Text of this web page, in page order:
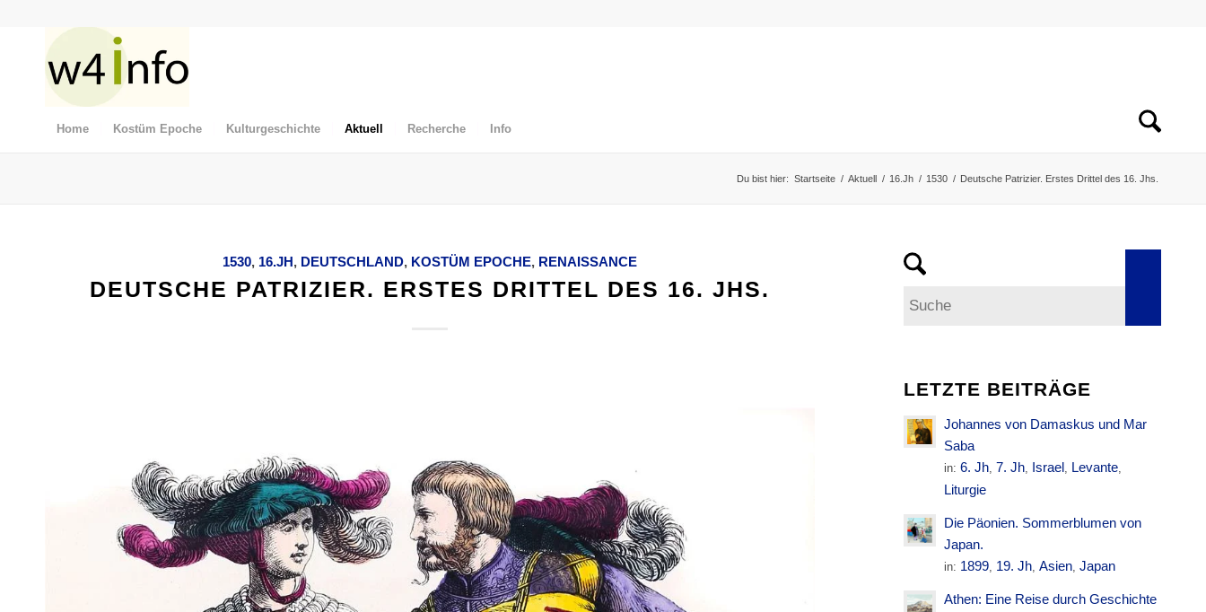
Home Kostüm Epoche Kulturgeschichte Aktuell Recherche Info
Du bist hier: Startseite / Aktuell / 16.Jh / 1530 / Deutsche Patrizier. Erstes Drittel des 16. Jhs.
1530, 16.JH, DEUTSCHLAND, KOSTÜM EPOCHE, RENAISSANCE
DEUTSCHE PATRIZIER. ERSTES DRITTEL DES 16. JHS.
LETZTE BEITRÄGE
Johannes von Damaskus und Mar
Saba
in:6. Jh, 7. Jh, Israel, Levante,
Liturgie
Die Päonien. Sommerblumen von
Japan.
in: 1899, 19. Jh,Asien,Japan
Athen: Eine Reise durch Geschichte